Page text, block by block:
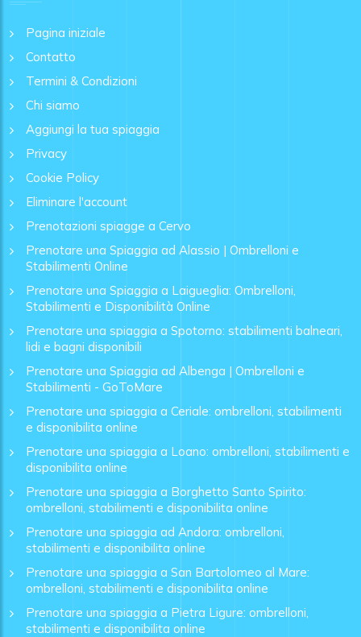
Pagina iniziale
Contatto
Termini & Condizioni
Chi siamo
Aggiungi la tua spiaggia
Privacy
Cookie Policy
Eliminare l'account
Prenotazioni spiagge a Cervo
Prenotare una Spiaggia ad Alassio | Ombrelloni e
Stabilimenti Online
Prenotare una Spiaggia a Laigueglia: Ombrelloni,
Stabilimenti e Disponibilità Online
Prenotare una spiaggia a Spotorno: stabilimenti balneari,
lidi e bagni disponibili
Prenotare una Spiaggia ad Albenga | Ombrelloni e
Stabilimenti - GoToMare
Prenotare una spiaggia a Ceriale: ombrelloni, stabilimenti
e disponibilita online
Prenotare una spiaggia a Loano: ombrelloni, stabilimenti e
disponibilita online
Prenotare una spiaggia a Borghetto Santo Spirito:
ombrelloni, stabilimenti e disponibilita online
Prenotare una spiaggia ad Andora: ombrelloni,
stabilimenti e disponibilita online
Prenotare una spiaggia a San Bartolomeo al Mare:
ombrelloni, stabilimenti e disponibilita online
Prenotare una spiaggia a Pietra Ligure: ombrelloni,
stabilimenti e disponibilita online